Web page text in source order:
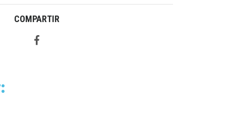
COMPARTIR